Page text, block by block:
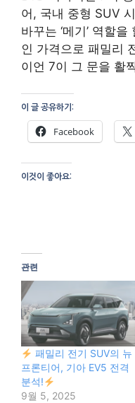
어, 국내 중형 SUV
바꾸는 ‘메기’ 역할
인 가격으로 패밀리
이언 7이 그 문을 활
이 글 공유하기:
Facebook
이것이 좋아요:
관련
패밀리 전기 SUV의 뉴
프론티어, 기아 EV5 전격
분석!
9월 5, 2025